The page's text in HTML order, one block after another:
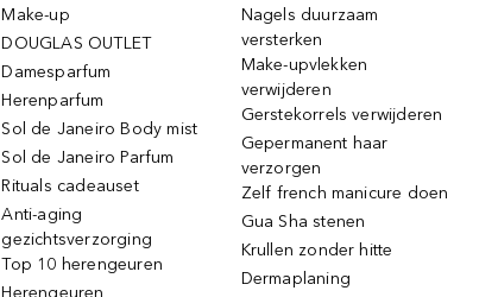
Make-up
DOUGLAS OUTLET
Damesparfum
Herenparfum
Sol de Janeiro Body mist
Sol de Janeiro Parfum
Rituals cadeauset
Anti-aging
gezichtsverzorging
Top 10 herengeuren
Herengeuren
Nagels duurzaam
versterken
Make-upvlekken
verwijderen
Gerstekorrels verwijderen
Gepermanent haar
verzorgen
Zelf french manicure doen
Gua Sha stenen
Krullen zonder hitte
Dermaplaning